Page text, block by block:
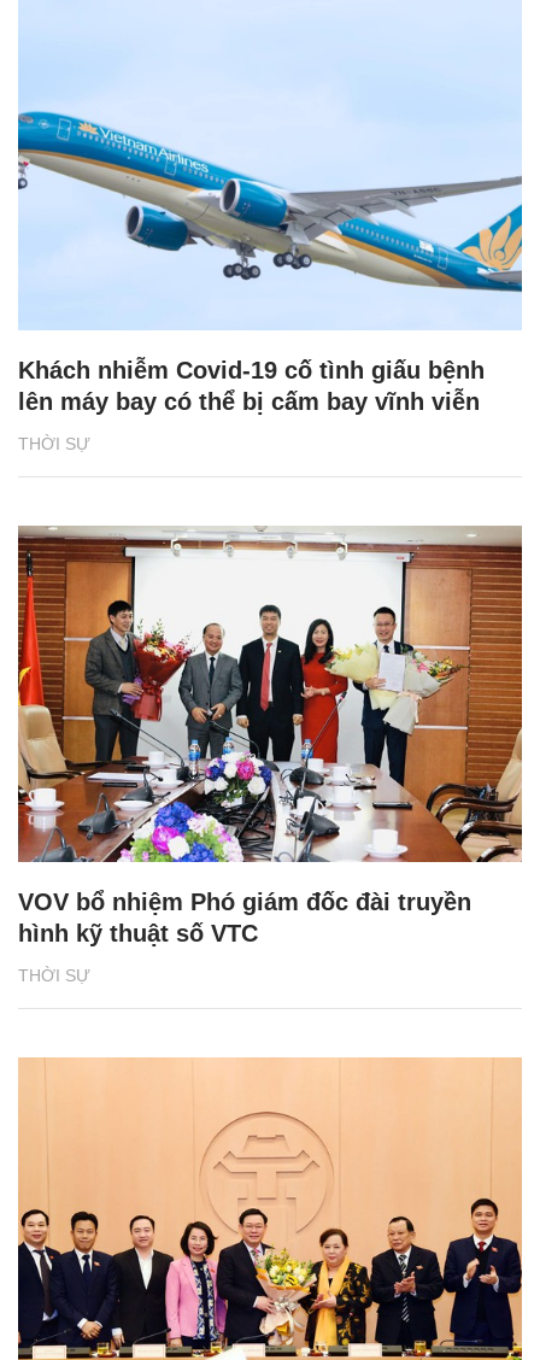
THỜI SỰ
Khách nhiễm Covid-19 cố tình giấu bệnh
lên máy bay có thể bị cấm bay vĩnh viễn
THỜI SỰ
VOV bổ nhiệm Phó giám đốc đài truyền
hình kỹ thuật số VTC